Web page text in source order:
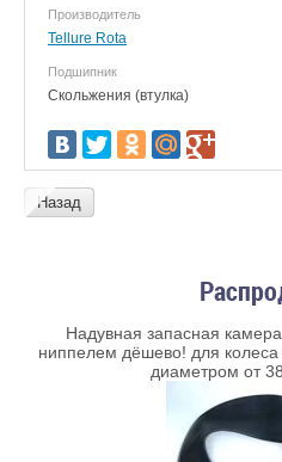
Производитель
Tellure Rota
Подшипник
Скольжения (втулка)
Назад
Надувная запасная
ниппелем дёшево! для колеса
диаметром от